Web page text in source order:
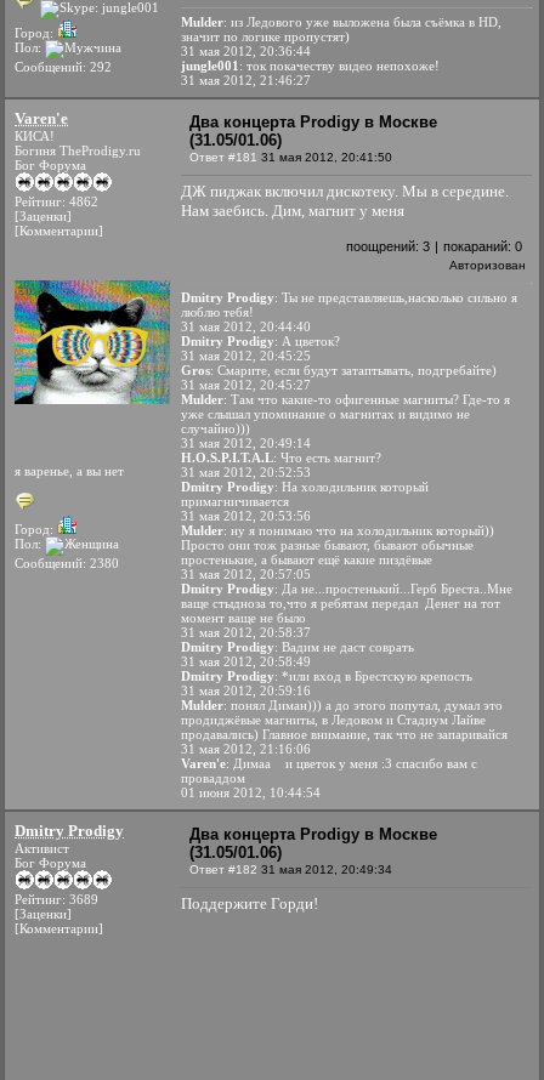
Город:
Пол:
Сообщений: 292
Mulder: из Ледового уже выложена была съёмка в HD,
значит по логике пропустят)
31 мая 2012, 20:36:44
jungle001 : ток покачеству видео непохоже!
31 мая 2012, 21:46:27
Varen'e
КИСА!
Богиня TheProdigy.ru
Бог Форума
Рейтинг: 4862
[Заценки]
[Комментарии]
я варенье, а вы нет
Город:
Пол:
Сообщений: 2380
Два концерта Prodigy в Москве
(31.05/01.06)
Ответ #181 31 мая 2012, 20:41:50
ДЖ пиджак включил дискотеку. Мы в середине.
Нам заебись. Дим, магнит у меня
поощрений: 3 | покараний: 0
Авторизован
Dmitry Prodigy: Ты не представляешь,насколько сильно я
люблю тебя!
31 мая 2012, 20:44:40
Dmitry Prodigy: А цветок?
31 мая 2012, 20:45:25
Gros: Смарите, если будут затаптывать, подгребайте)
31 мая 2012, 20:45:27
Mulder: Там что какие-то офигенные магниты? Где-то я
уже слышал упоминание о магнитах и видимо не
случайно)))
31 мая 2012, 20:49:14
H.O.S.P.I.T.A.L: Что есть магнит?
31 мая 2012, 20:52:53
Dmitry Prodigy: На холодильник который
примагничивается
31 мая 2012, 20:53:56
Mulder: ну я понимаю что на холодильник который))
Просто они тож разные бывают, бывают обычные
простенькие, а бывают ещё какие пиздёвые
31 мая 2012, 20:57:05
Dmitry Prodigy: Да не...простенький...Герб Бреста..Мне
ваще стыдноза то,что я ребятам передал Денег на тот
момент ваще не было
31 мая 2012, 20:58:37
Dmitry Prodigy: Вадим не даст соврать
31 мая 2012, 20:58:49
Dmitry Prodigy: *или вход в Брестскую крепость
31 мая 2012, 20:59:16
Mulder: понял Диман))) а до этого попутал, думал это
продиджёвые магниты, в Ледовом и Стадиум Лайве
продавались) Главное внимание, так что не запаривайся
31 мая 2012, 21:16:06
Varen'e: Димаа
и цветок у меня :3 спасибо вам с
проваддом
01 июня 2012, 10:44:54
Dmitry Prodigy
Активист
Бог Форума
Рейтинг: 3689
[Заценки]
[Комментарии]
Два концерта Prodigy в Москве
(31.05/01.06)
Ответ #182 31 мая 2012, 20:49:34
Поддержите Горди!